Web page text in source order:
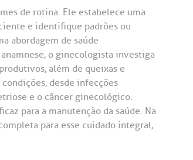
de rotina. Ele estabelece uma
e identifique padrões ou
abordagem de saúde
o ginecologista investiga
além de queixas e
desde infecções
e o câncer ginecológico.
para a manutenção da saúde. Na
para esse cuidado integral,